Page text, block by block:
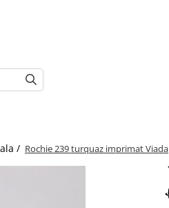
/ Rochie 239 turquaz imprimat Viada